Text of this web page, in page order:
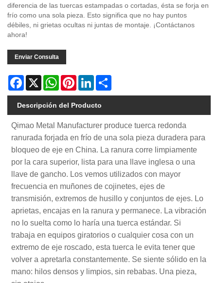
diferencia de las tuercas estampadas o cortadas, ésta se forja en
frío como una sola pieza. Esto significa que no hay puntos
débiles, ni grietas ocultas ni juntas de montaje. ¡Contáctanos
ahora!
Enviar Consulta
Facebook
X WhatsAppPinterestLinkedIn
Descripción del Producto
Qimao Metal Manufacturer produce tuerca redonda
ranurada forjada en frío de una sola pieza duradera para
bloqueo de eje en China. La ranura corre limpiamente
por la cara superior, lista para una llave inglesa o una
llave de gancho. Los vemos utilizados con mayor
frecuencia en muñones de cojinetes, ejes de
transmisión, extremos de husillo y conjuntos de ejes. Lo
aprietas, encajas en la ranura y permanece. La vibración
no lo suelta como lo haría una tuerca estándar. Si
trabaja en equipos giratorios o cualquier cosa con un
extremo de eje roscado, esta tuerca le evita tener que
volver a apretarla constantemente. Se siente sólido en la
mano: hilos densos y limpios, sin rebabas. Una pieza,